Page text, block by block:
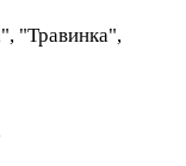
"Травинка",